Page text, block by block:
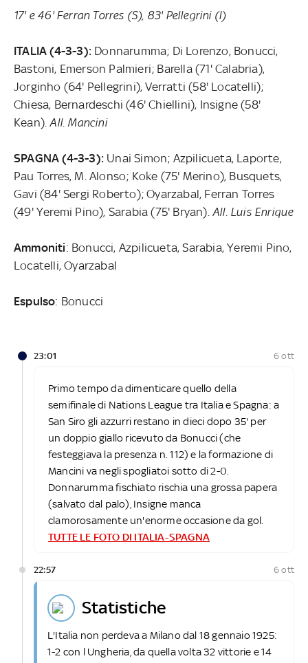
17' e 46' Ferran Torres (S), 83' Pellegrini (I)
ITALIA (4-3-3): Donnarumma; Di Lorenzo, Bonucci,
Bastoni, Emerson Palmieri; Barella (71' Calabria),
Jorginho (64' Pellegrini), Verratti (58' Locatelli);
Chiesa, Bernardeschi (46' Chiellini), Insigne (58'
Kean). All. Mancini
SPAGNA (4-3-3): Unai Simon; Azpilicueta, Laporte,
Pau Torres, M. Alonso; Koke (75' Merino), Busquets,
Gavi (84' Sergi Roberto); Oyarzabal, Ferran Torres
(49' Yeremi Pino), Sarabia (75' Bryan). All. Luis Enrique
Ammoniti: Bonucci, Azpilicueta, Sarabia, Yeremi Pino,
Locatelli, Oyarzabal
Espulso: Bonucci
23:01 6 ott
Primo tempo da dimenticare quello della
semifinale di Nations League tra Italia e Spagna: a
San Siro gli azzurri restano in dieci dopo 35' per
un doppio giallo ricevuto da Bonucci (che
festeggiava la presenza n. 112) e la formazione di
Mancini va negli spogliatoi sotto di 2-0.
Donnarumma fischiato rischia una grossa papera
(salvato dal palo), Insigne manca
clamorosamente un'enorme occasione da gol.
TUTTE LE FOTO DI ITALIA-SPAGNA
22:57 6 ott
statistiche
L'Italia non perdeva a Milano dal 18 gennaio 1925:
1-2 con l Ungheria, da quella volta 32 vittorie e 14